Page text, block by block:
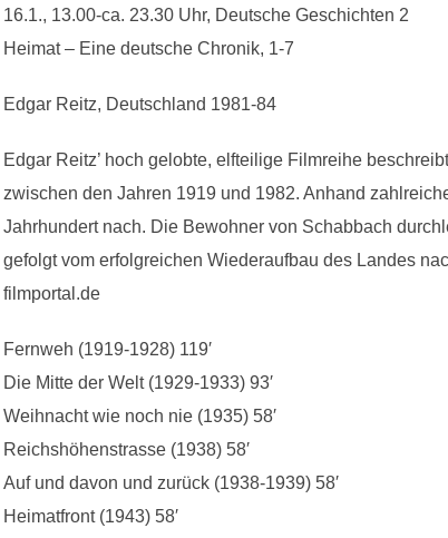
16.1., 13.00-ca. 23.30 Uhr, Deutsche Geschichten 2
Heimat – Eine deutsche Chronik, 1-7
Edgar Reitz, Deutschland 1981-84
Edgar Reitz’ hoch gelobte, elfteilige Filmreihe
zwischen den Jahren 1919 und 1982. Anhand
Jahrhundert nach. Die Bewohner von Schabbach
gefolgt vom erfolgreichen Wiederaufbau des Landes
filmportal.de
Fernweh (1919-1928) 119′
Die Mitte der Welt (1929-1933) 93′
Weihnacht wie noch nie (1935) 58′
Reichshöhenstrasse (1938) 58′
Auf und davon und zurück (1938-1939) 58′
Heimatfront (1943) 58′